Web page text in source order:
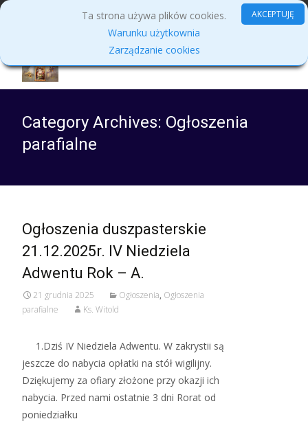
Category Archives: Ogłoszenia
parafialne
Ogłoszenia duszpasterskie
21.12.2025r. IV Niedziela
Adwentu Rok – A.
21 grudnia 2025 Ogłoszenia, Ogłoszenia
parafialne
Ks. Witold
1.Dziś IV Niedziela Adwentu. W zakrystii są
jeszcze do nabycia opłatki na stół wigilijny.
Dziękujemy za ofiary złożone przy okazji ich
nabycia. Przed nami ostatnie 3 dni Rorat od
poniedziałku
Ta strona używa plików cookies.
Warunku użytkownia
Zarządzanie cookies
AKCEPTUJĘ